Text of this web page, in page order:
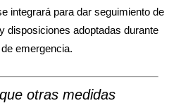
integrará para dar seguimiento de
disposiciones adoptadas durante
emergencia.
otras medidas